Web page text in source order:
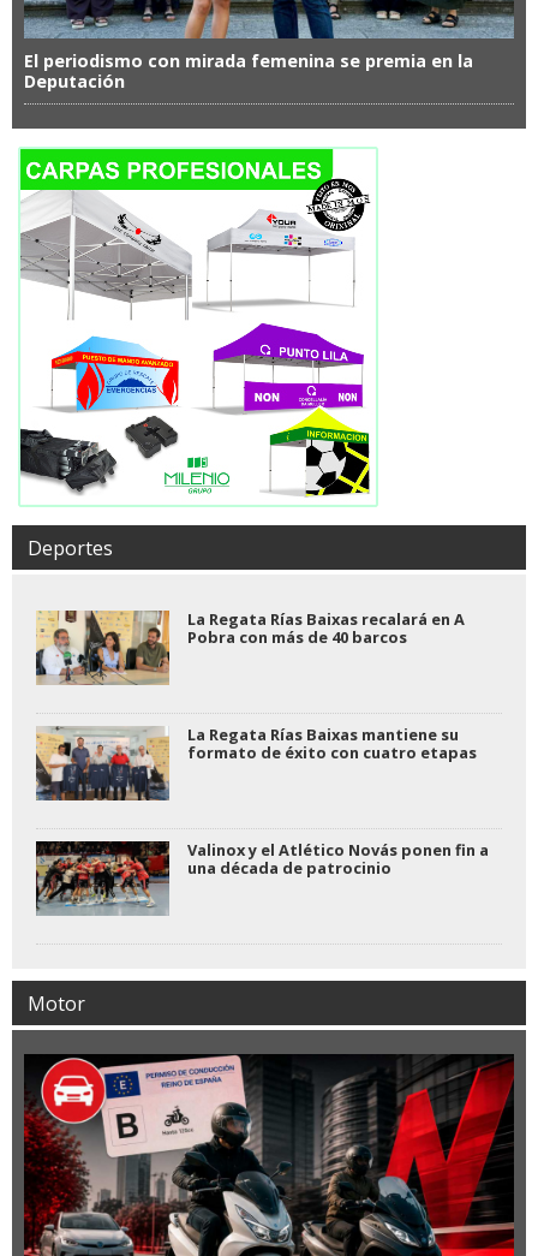
El periodismo con mirada femenina se premia en la
Deputación
Deportes
La Regata Rías Baixas recalará en A
Pobra con más de 40 barcos
La Regata Rías Baixas mantiene su
formato de éxito con cuatro etapas
Valinox y el Atlético Novás ponen fin a
una década de patrocinio
Motor